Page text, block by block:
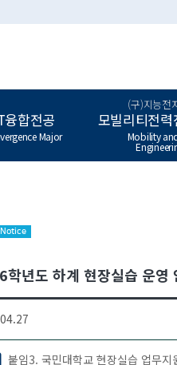
융합전공
Major
(구)지능전
모빌리티전
Mobility
학년도 하계 현장실습 운
붙임3. 국민대학교 현장실습 업무